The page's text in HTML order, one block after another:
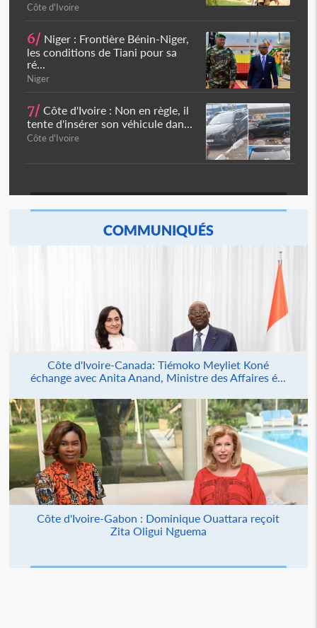
Côte d'Ivoire
6/ Niger : Frontière Bénin-Niger,
les conditions de Tiani pour sa
ré...
Niger
7/ Côte d'Ivoire : Non en règle, il
tente d'insérer son véhicule dan...
Côte d'Ivoire
COMMUNIQUÉS
Côte d'Ivoire-Canada: Tiémoko Meyliet Koné
échange avec Anita Anand, Ministre des Affaires é...
Côte d'Ivoire-Gabon : Dominique Ouattara reçoit
Zita Oligui Nguema